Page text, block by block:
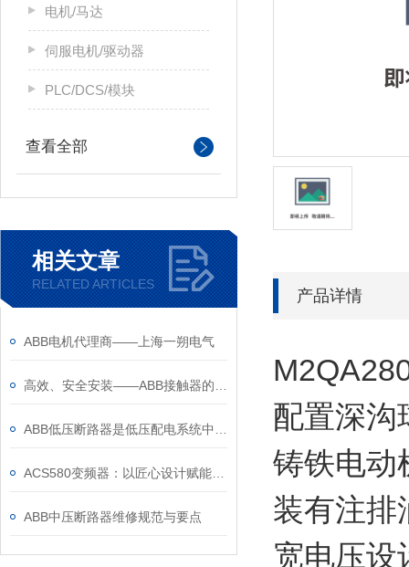
电机/马达
伺服电机/驱动器
PLC/DCS/模块
查看全部
相关文章
RELATED ARTICLES
ABB电机代理商——上海一朔电气
ABB中压断路器维修规范与要点
产品详情
配置深沟
铸铁电动
装有注排
宽电压设